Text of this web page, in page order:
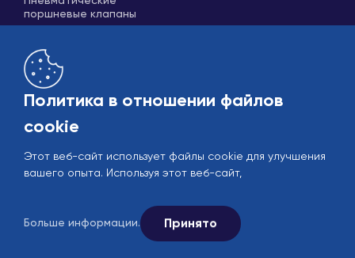
поршневые клапаны
РынокB2B
Следите за нами в социальных сетях.
Политика в отношении файлов
cookie
Этот веб-сайт использует файлы cookie для улучшения
вашего опыта. Используя этот веб-сайт,
Больше информации. Принято